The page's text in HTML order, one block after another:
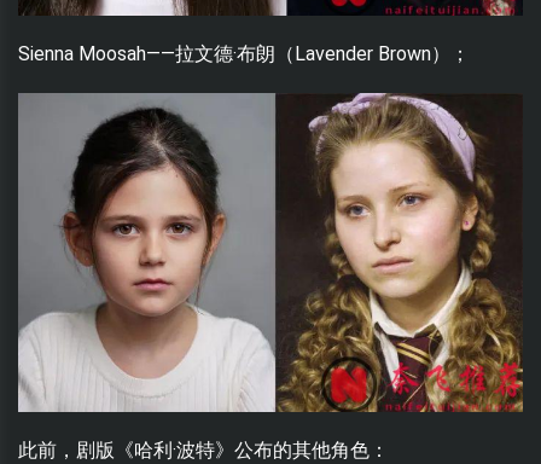
Sienna Moosah——拉文德·布朗（Lavender Brown）；
此前，剧版《哈利·波特》公布的其他角色：